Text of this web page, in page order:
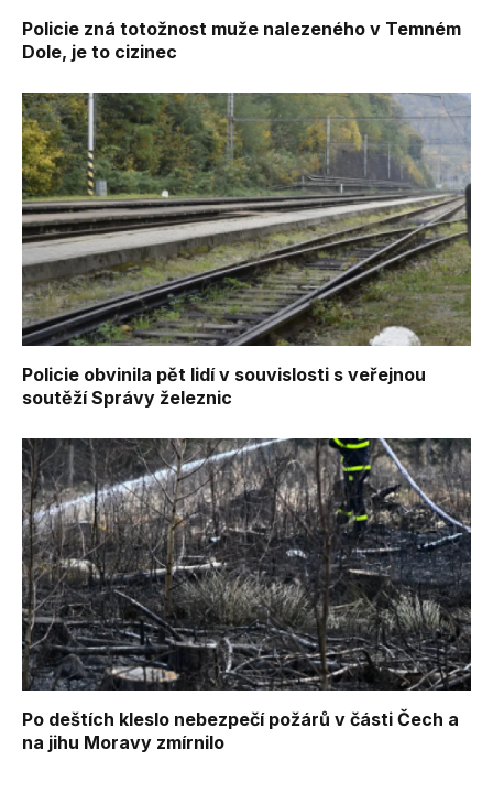
Policie zná totožnost muže nalezeného v Temném
Dole, je to cizinec
Policie obvinila pět lidí v souvislosti s veřejnou
soutěží Správy železnic
Po deštích kleslo nebezpečí požárů v části Čech a
na jihu Moravy zmírnilo